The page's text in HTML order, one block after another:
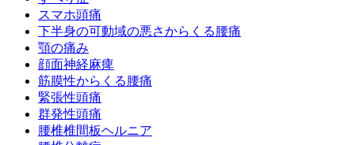
スマホ頭痛
下半身の可動域の悪さからくる腰痛
顎の痛み
顔面神経麻痺
筋膜性からくる腰痛
緊張性頭痛
群発性頭痛
腰椎椎間板ヘルニア